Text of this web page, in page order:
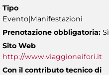
Tipo
Evento|Manifestazioni
Prenotazione obbligatoria: Sì
Sito Web
http://www.viaggioneifori.it
Con il contributo tecnico di